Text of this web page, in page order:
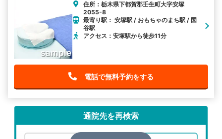
住所：栃木県下都賀郡壬生町大字安塚
2055-8
最寄り駅： 安塚駅 / おもちゃのまち駅 / 国
谷駅
アクセス：安塚駅から徒歩11分
電話で無料予約をする
通院先を再検索